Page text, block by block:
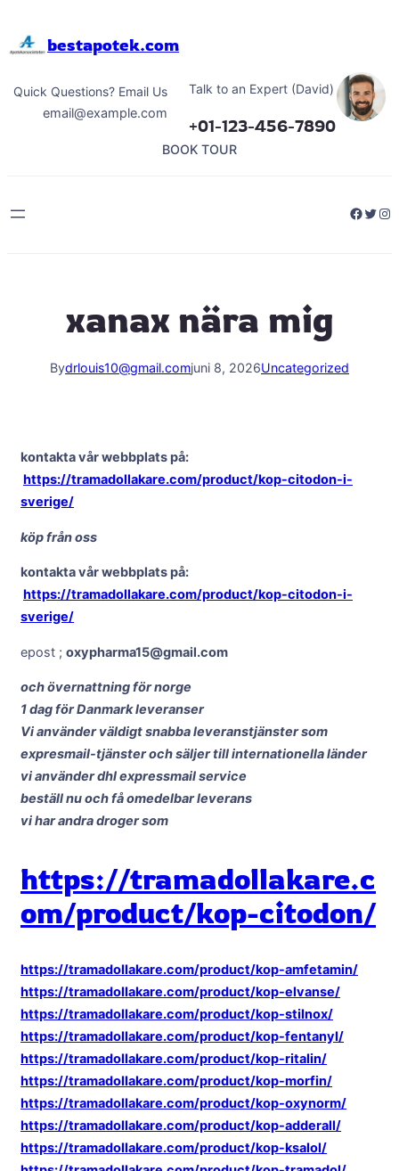
bestapotek.com
Quick Questions? Email Us
email@example.com
Talk to an Expert (David)
+01-123-456-7890
BOOK TOUR
xanax nära mig
Bydrlouis10@gmail.comjuni 8, 2026Uncategorized
kontakta vår webbplats på:
https://tramadollakare.com/product/kop-citodon-i-
sverige/
köp från oss
kontakta vår webbplats på:
https://tramadollakare.com/product/kop-citodon-i-
sverige/
epost ; oxypharma15@gmail.com
och övernattning för norge
1 dag för Danmark leveranser
Vi använder väldigt snabba leveranstjänster som
expresmail-tjänster och säljer till internationella länder
vi använder dhl expressmail service
beställ nu och få omedelbar leverans
vi har andra droger som
https://tramadollakare.c
om/product/kop-citodon/
https://tramadollakare.com/product/kop-amfetamin/
https://tramadollakare.com/product/kop-elvanse/
https://tramadollakare.com/product/kop-stilnox/
https://tramadollakare.com/product/kop-fentanyl/
https://tramadollakare.com/product/kop-ritalin/
https://tramadollakare.com/product/kop-morfin/
https://tramadollakare.com/product/kop-oxynorm/
https://tramadollakare.com/product/kop-adderall/
https://tramadollakare.com/product/kop-ksalol/